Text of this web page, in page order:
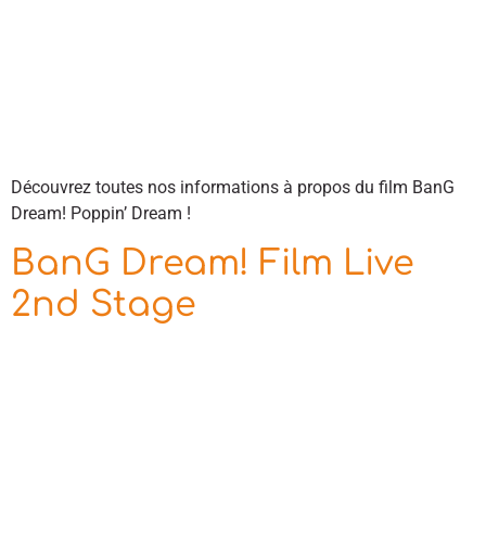
Découvrez toutes nos informations à propos du film BanG
Dream! Poppin’ Dream !
BanG Dream! Film Live
2nd Stage